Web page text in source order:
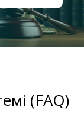
(FAQ)